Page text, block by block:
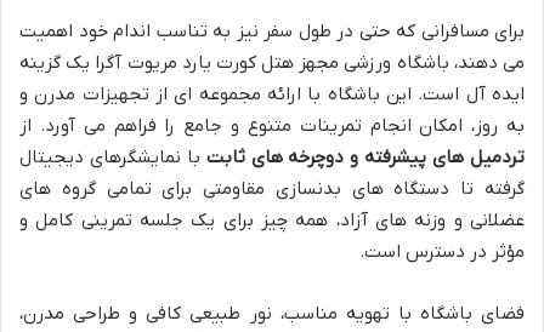
برای مسافرانی که حتی در طول سفر نیز به تناسب اندام خود اهمیت
می دهند، باشگاه ورزشی مجهز هتل کورت یارد مریوت آگرا یک گزینه
ایده آل است. این باشگاه با ارائه مجموعه ای از تجهیزات مدرن و
به روز، امکان انجام تمرینات متنوع و جامع را فراهم می آورد. از
تردمیل های پیشرفته و دوچرخه های ثابت با نمایشگرهای دیجیتال
گرفته تا دستگاه های بدنسازی مقاومتی برای تمامی گروه های
عضلانی و وزنه های آزاد، همه چیز برای یک جلسه تمرینی کامل و
مؤثر در دسترس است.
فضای باشگاه با تهویه مناسب، نور طبیعی کافی و طراحی مدرن،